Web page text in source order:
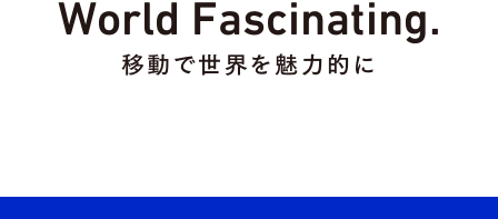
World Fascinating.
移動で世界を魅力的に